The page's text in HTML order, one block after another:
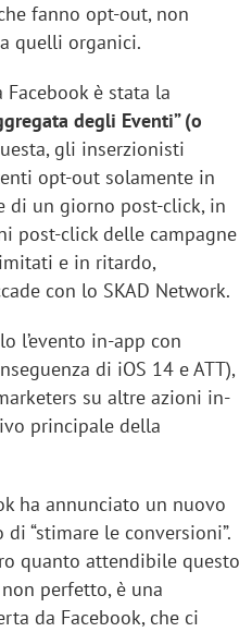
fanno opt-out, non
quelli organici.
è stata la
degli Eventi” (o
gli inserzionisti
opt-out solamente in
di un giorno post-click, in
post-click delle campagne
e in ritardo,
con lo SKAD Network.
l’evento in-app con
di iOS 14 e ATT),
su altre azioni in-
principale della
ha annunciato un nuovo
“stimare le conversioni”.
quanto attendibile questo
perfetto, è una
da Facebook, che ci